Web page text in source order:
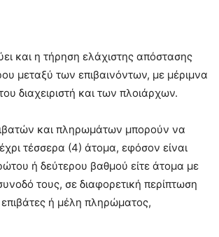
και η τήρηση ελάχιστης απόστασης
μεταξύ των επιβαινόντων, με μέριμνα
διαχειριστή και των πλοιάρχων.
και πληρωμάτων μπορούν να
τέσσερα (4) άτομα, εφόσον είναι
ή δεύτερου βαθμού είτε άτομα με
τους, σε διαφορετική περίπτωση
ή μέλη πληρώματος,